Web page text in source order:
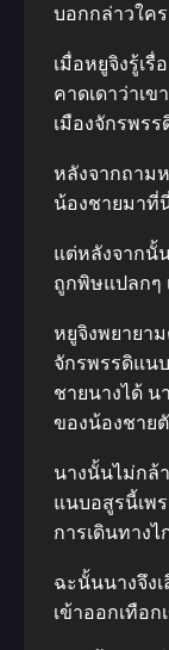
บอกกล่าวใคร
เมื่อหยูจิงรู้เ
คาดเดาว่าเ
เมืองจักรพร
หลังจากถาม
น้องชายมาที่
แต่หลังจากนั้
ถูกพิษแปลกๆ
หยูจิงพยายา
จักรพรรดิแน
ชายนางได้ น
ของน้องชายตั
นางนั้นไม่กล้
แนบอสูรนี้เพ
การเดินทางไ
ฉะนั้นนางจึง
เข้าออกเทือก